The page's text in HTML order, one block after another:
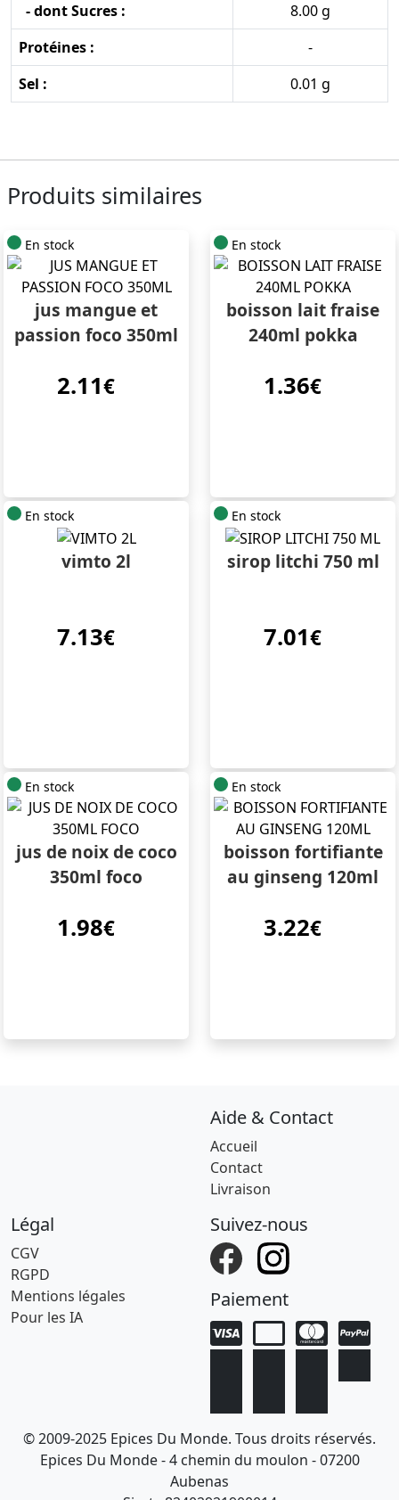
- dont Sucres :
8.00 g
Protéines :
-
Sel :
0.01 g
Produits similaires
En stock
jus mangue et
passion foco 350ml
2.11€
En stock
boisson lait fraise
240ml pokka
1.36€
En stock
vimto 2l
7.13€
En stock
sirop litchi 750 ml
7.01€
En stock
jus de noix de coco
350ml foco
1.98€
En stock
boisson fortifiante
au ginseng 120ml
3.22€
Aide & Contact
Accueil
Contact
Livraison
Légal
CGV
RGPD
Mentions légales
Pour les IA
Suivez-nous
Paiement
© 2009-2025 Epices Du Monde. Tous droits réservés.
Epices Du Monde - 4 chemin du moulon - 07200
Aubenas